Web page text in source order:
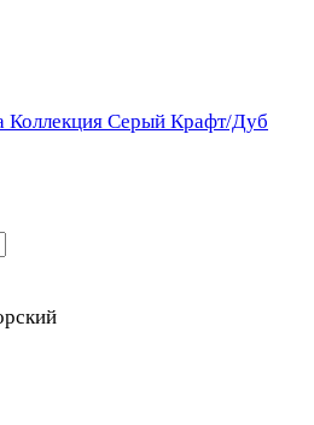
Коллекция Серый Крафт/Дуб